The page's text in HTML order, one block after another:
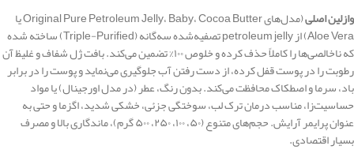
وازلین اصلی (مدل‌های Original Pure Petroleum Jelly، Baby، Cocoa Butter یا
Aloe Vera) از petroleum jelly تصفیه‌شده سه‌گانه (Triple-Purified) ساخته شده
که ناخالصی‌ها را کاملاً حذف کرده و خلوص ۱۰۰% تضمین می‌کند. بافت ژل شفاف و غلیظ آن
رطوبت را در پوست قفل کرده، از دست رفتن آب جلوگیری می‌نماید و پوست را در برابر
باد، سرما و اصطکاک محافظت می‌کند. بدون رنگ، عطر (در مدل اورجینال) یا مواد
حساسیت‌زا، مناسب درمان ترک لب، سوختگی جزئی، خشکی شدید، اگزما و حتی به
عنوان پرایمر آرایش. حجم‌های متنوع (۵۰، ۱۰۰، ۲۵۰، ۵۰۰ گرم)، ماندگاری بالا و مصرف
بسیار اقتصادی.